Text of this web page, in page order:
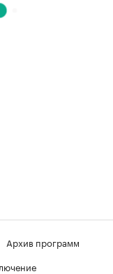
Архив программ